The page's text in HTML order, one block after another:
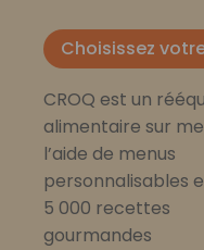
Choisissez
CROQ est un
alimentaire sur
l’aide de menus
personnalisables
5 000 recettes
gourmandes